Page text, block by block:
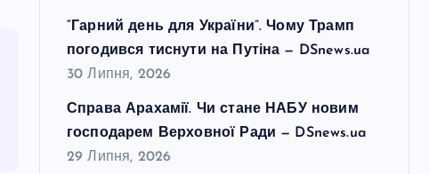
“Гарний день для України”. Чому Трамп
погодився тиснути на Путіна — DSnews.ua
30 Липня, 2026
Справа Арахамії. Чи стане НАБУ новим
господарем Верховної Ради — DSnews.ua
29 Липня, 2026